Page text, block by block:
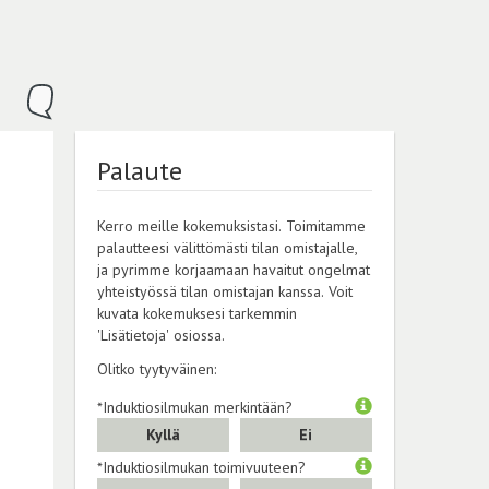
Palaute
Kerro meille kokemuksistasi. Toimitamme
palautteesi välittömästi tilan omistajalle,
ja pyrimme korjaamaan havaitut ongelmat
yhteistyössä tilan omistajan kanssa. Voit
kuvata kokemuksesi tarkemmin
'Lisätietoja' osiossa.
Olitko tyytyväinen:
*Induktiosilmukan merkintään?
Kyllä
Ei
*Induktiosilmukan toimivuuteen?